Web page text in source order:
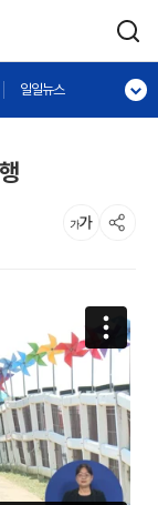
일일뉴스